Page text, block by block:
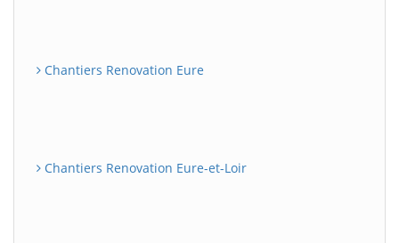
Chantiers Renovation Eure
Chantiers Renovation Eure-et-Loir